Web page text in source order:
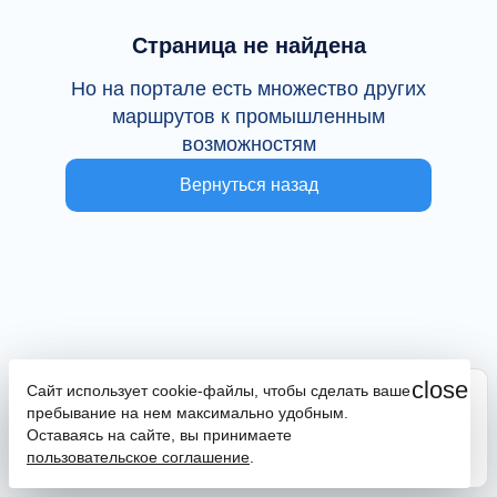
Страница не найдена
Но на портале есть множество других
маршрутов к промышленным
возможностям
Вернуться назад
close
Сайт использует cookie-файлы, чтобы сделать ваше
пребывание на нем максимально удобным.
Оставаясь на сайте, вы принимаете
пользовательское соглашение
Сайт находится в тестовой эксплуатации
В случае наличия ошибок или замечаний просим
сообщить на почтуpromportal@frpkk.ru
написать нам в чатилизаказать обратный звонок